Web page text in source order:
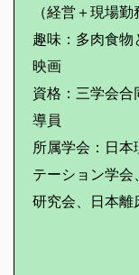
（経営＋現場勤
趣味：多肉食物
映画
資格：三学会
導員
所属学会：日本
テーション学
研究会、日本離